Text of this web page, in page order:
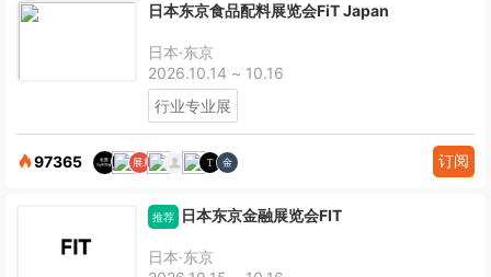
日本东京食品配料展览会FiT Japan
日本·东京
2026.10.14 ~ 10.16
行业专业展
97365 订阅
推荐 日本东京金融展览会FIT
日本·东京